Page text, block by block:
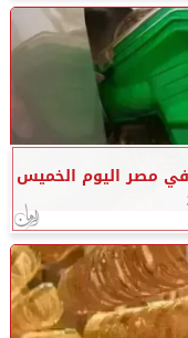
في مصر اليوم الخميس